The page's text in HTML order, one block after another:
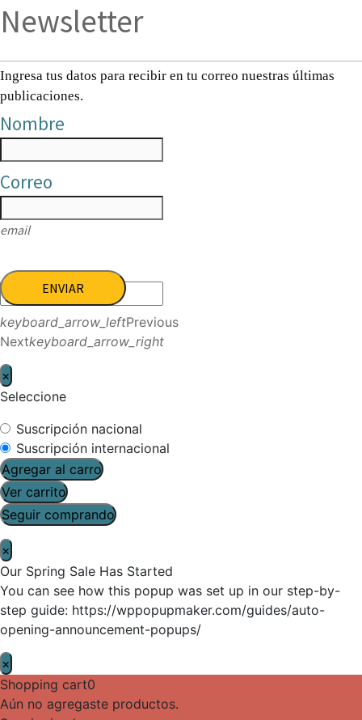
Newsletter
Ingresa tus datos para recibir en tu correo nuestras últimas
publicaciones.
Nombre
Correo
email
ENVIAR
keyboard_arrow_leftPrevious
Nextkeyboard_arrow_right
×
Seleccione
Suscripción nacional
Suscripción internacional
Agregar al carro
Ver carrito
Seguir comprando
×
Our Spring Sale Has Started
You can see how this popup was set up in our step-by-
step guide: https://wppopupmaker.com/guides/auto-
opening-announcement-popups/
×
Shopping cart0
Aún no agregaste productos.